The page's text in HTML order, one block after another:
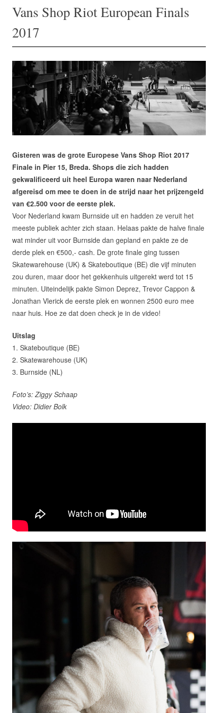
Vans Shop Riot European Finals
2017
Gisteren was de grote Europese Vans Shop Riot 2017
Finale in Pier 15, Breda. Shops die zich hadden
gekwalificeerd uit heel Europa waren naar Nederland
afgereisd om mee te doen in de strijd naar het prijzengeld
van €2.500 voor de eerste plek.
Voor Nederland kwam Burnside uit en hadden ze veruit het
meeste publiek achter zich staan. Helaas pakte de halve finale
wat minder uit voor Burnside dan gepland en pakte ze de
derde plek en €500,- cash. De grote finale ging tussen
Skatewarehouse (UK) & Skateboutique (BE) die vijf minuten
zou duren, maar door het gekkenhuis uitgerekt werd tot 15
minuten. Uiteindelijk pakte Simon Deprez, Trevor Cappon &
Jonathan Vlerick de eerste plek en wonnen 2500 euro mee
naar huis. Hoe ze dat doen check je in de video!
Uitslag
1. Skateboutique (BE)
2. Skatewarehouse (UK)
3. Burnside (NL)
Foto’s: Ziggy Schaap
Video: Didier Bolk